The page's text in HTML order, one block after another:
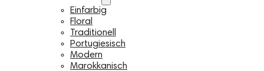
Einfarbig
Floral
Traditionell
Portugiesisch
Modern
Marokkanisch